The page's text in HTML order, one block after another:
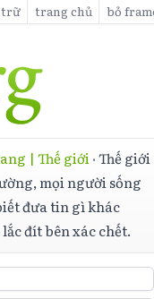
trữ trang chủ bỏ
| Thế giới ·Thế giới
mọi người sống
đưa tin gì khác
đít bên xác chết.